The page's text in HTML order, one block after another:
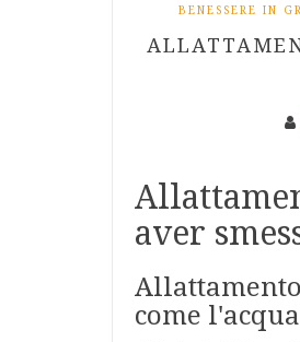
BENESSERE IN
aver
come